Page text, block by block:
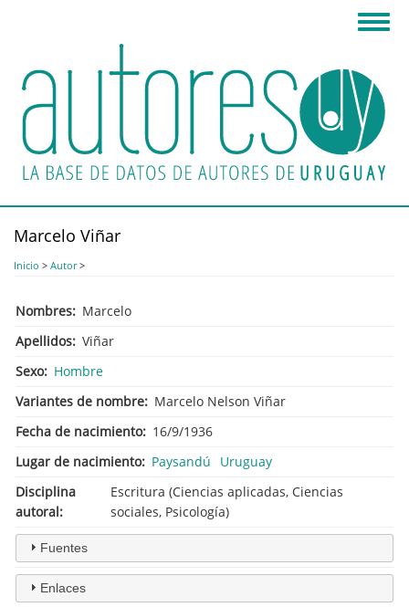
principal
Marcelo Viñar
Inicio > Autor>
Nombres
Marcelo
Apellidos Viñar
Sexo
Hombre
Variantes de nombre
Marcelo Nelson Viñar
Fecha de nacimiento
16/9/1936
Lugar de nacimiento
Paysandú
Uruguay
Disciplina
autoral
Escritura (Ciencias aplicadas, Ciencias
sociales, Psicología)
Fuentes
Enlaces